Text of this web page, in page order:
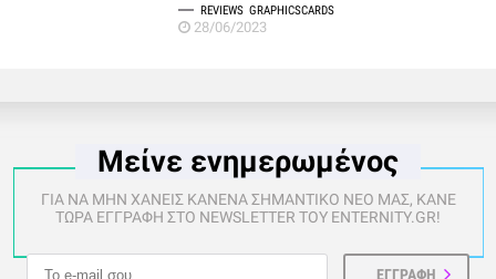
REVIEWS GRAPHICSCARDS
28/06/2023
Μείνε ενημερωμένος
ΓΙΑ ΝΑ ΜΗΝ ΧΑΝΕΙΣ ΚΑΝΕΝΑ ΣΗΜΑΝΤΙΚΟ ΝΕΟ ΜΑΣ, ΚΑΝΕ
ΤΩΡΑ ΕΓΓΡΑΦΗ ΣΤΟ NEWSLETTER ΤΟΥ ENTERNITY.GR!